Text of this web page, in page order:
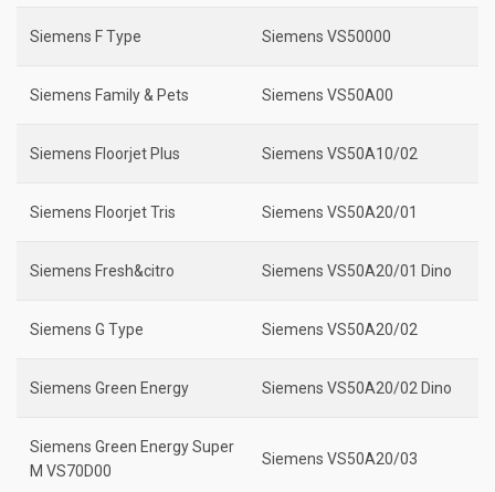
Siemens F Type Siemens VS50000
Siemens Family & Pets Siemens VS50A00
Siemens Floorjet Plus Siemens VS50A10/02
Siemens Floorjet Tris Siemens VS50A20/01
Siemens Fresh&citro Siemens VS50A20/01 Dino
Siemens G Type Siemens VS50A20/02
Siemens Green Energy Siemens VS50A20/02 Dino
Siemens Green Energy Super
M VS70D00
Siemens VS50A20/03